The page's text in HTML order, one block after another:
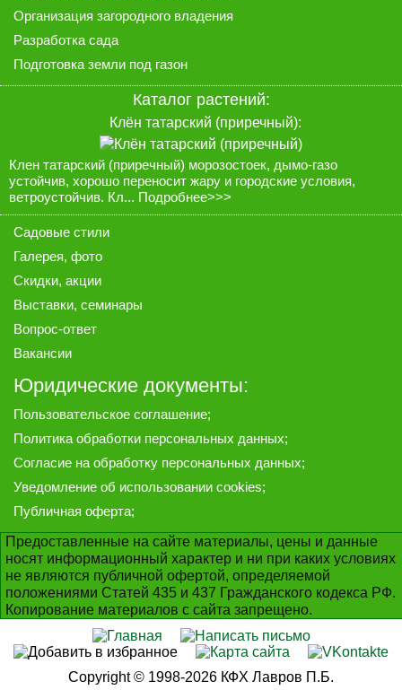
Организация загородного владения
Разработка сада
Подготовка земли под газон
Каталог растений:
Клён татарский (приречный):
Клен татарский (приречный) морозостоек, дымо-газо
устойчив, хорошо переносит жару и городские условия,
ветроустойчив. Кл... Подробнее>>>
Садовые стили
Галерея, фото
Скидки, акции
Выставки, семинары
Вопрос-ответ
Вакансии
Юридические документы:
Пользовательское соглашение;
Политика обработки персональных данных;
Согласие на обработку персональных данных;
Уведомление об использовании cookies;
Публичная оферта;
Предоставленные на сайте материалы, цены и данные
носят информационный характер и ни при каких условиях
не являются публичной офертой, определяемой
положениями Статей 435 и 437 Гражданского кодекса РФ.
Копирование материалов с сайта запрещено.
Copyright © 1998-2026 КФХ Лавров П.Б.